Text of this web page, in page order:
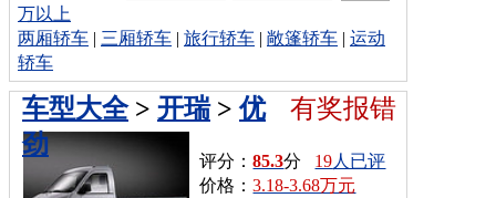
万以上
两厢轿车 | 三厢轿车 | 旅行轿车 | 敞篷轿车 | 运动
轿车
有奖报错
车型大全> 开瑞>优
劲
评分：85.3分 19人已评
价格：3.18-3.68万元